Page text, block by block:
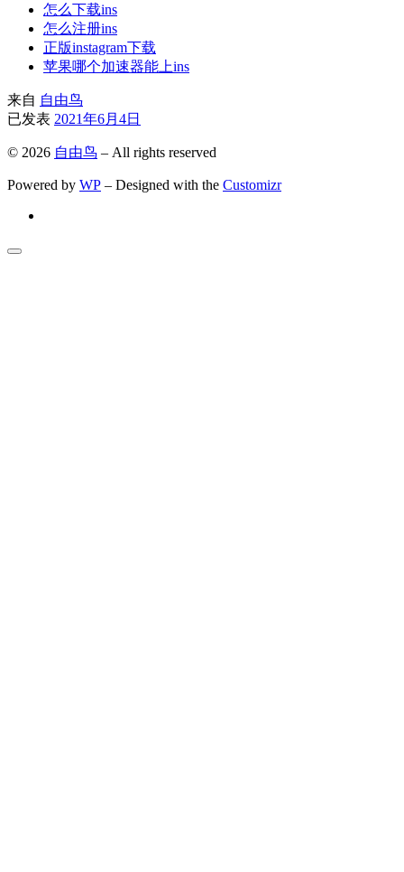
怎么下载ins
怎么注册ins
正版instagram下载
苹果哪个加速器能上ins
来自 自由鸟
已发表 2021年6月4日
© 2026 自由鸟 – All rights reserved
Powered by WP – Designed with the Customizr